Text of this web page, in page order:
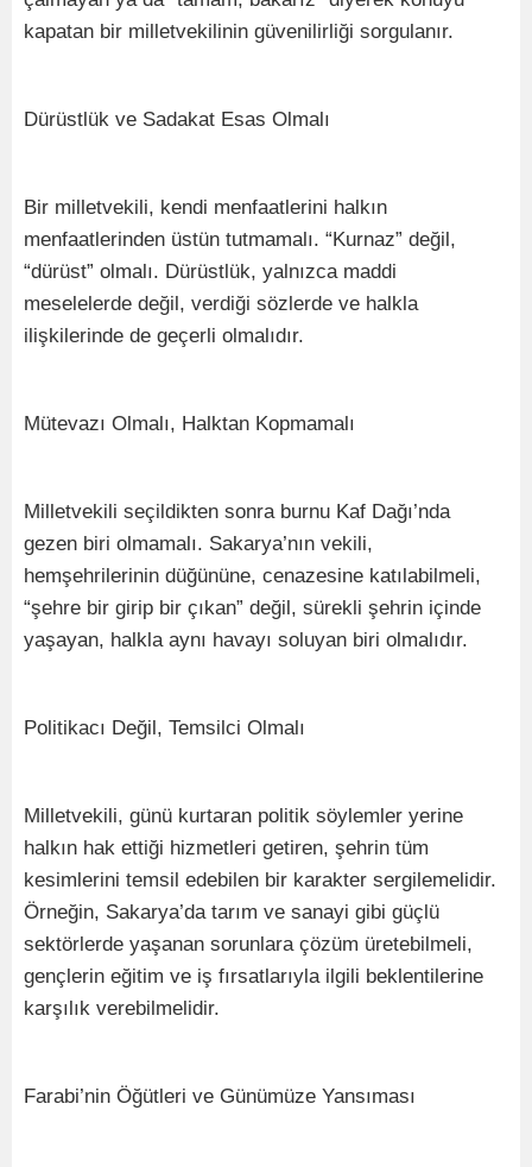
kapatan bir milletvekilinin güvenilirliği sorgulanır.
Dürüstlük ve Sadakat Esas Olmalı
Bir milletvekili, kendi menfaatlerini halkın
menfaatlerinden üstün tutmamalı. “Kurnaz” değil,
“dürüst” olmalı. Dürüstlük, yalnızca maddi
meselelerde değil, verdiği sözlerde ve halkla
ilişkilerinde de geçerli olmalıdır.
Mütevazı Olmalı, Halktan Kopmamalı
Milletvekili seçildikten sonra burnu Kaf Dağı’nda
gezen biri olmamalı. Sakarya’nın vekili,
hemşehrilerinin düğününe, cenazesine katılabilmeli,
“şehre bir girip bir çıkan” değil, sürekli şehrin içinde
yaşayan, halkla aynı havayı soluyan biri olmalıdır.
Politikacı Değil, Temsilci Olmalı
Milletvekili, günü kurtaran politik söylemler yerine
halkın hak ettiği hizmetleri getiren, şehrin tüm
kesimlerini temsil edebilen bir karakter sergilemelidir.
Örneğin, Sakarya’da tarım ve sanayi gibi güçlü
sektörlerde yaşanan sorunlara çözüm üretebilmeli,
gençlerin eğitim ve iş fırsatlarıyla ilgili beklentilerine
karşılık verebilmelidir.
Farabi’nin Öğütleri ve Günümüze Yansıması